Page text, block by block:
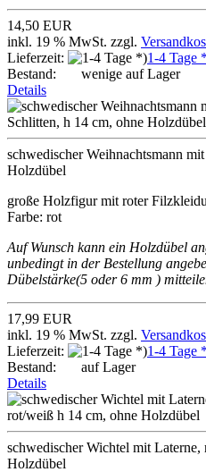
14,50 EUR
inkl. 19 % MwSt. zzgl.
Lieferzeit:
1-4 Tage
Bestand:
wenige auf Lager
Details
schwedischer Weihnachtsmann
Holzdübel
große Holzfigur mit roter
Farbe: rot
Auf Wunsch kann ein Holzdübel
unbedingt in der Bestellung
Dübelstärke(5 oder 6 mm )
17,99 EUR
inkl. 19 % MwSt. zzgl.
Lieferzeit:
1-4 Tage
Bestand:
auf Lager
Details
schwedischer Wichtel mit
Holzdübel